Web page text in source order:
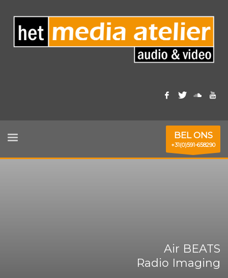
BEL ONS
+31(0)591-658290
Air BEATS
Radio Imaging